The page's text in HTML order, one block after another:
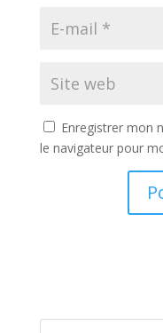
Enregistrer mon
le navigateur pour